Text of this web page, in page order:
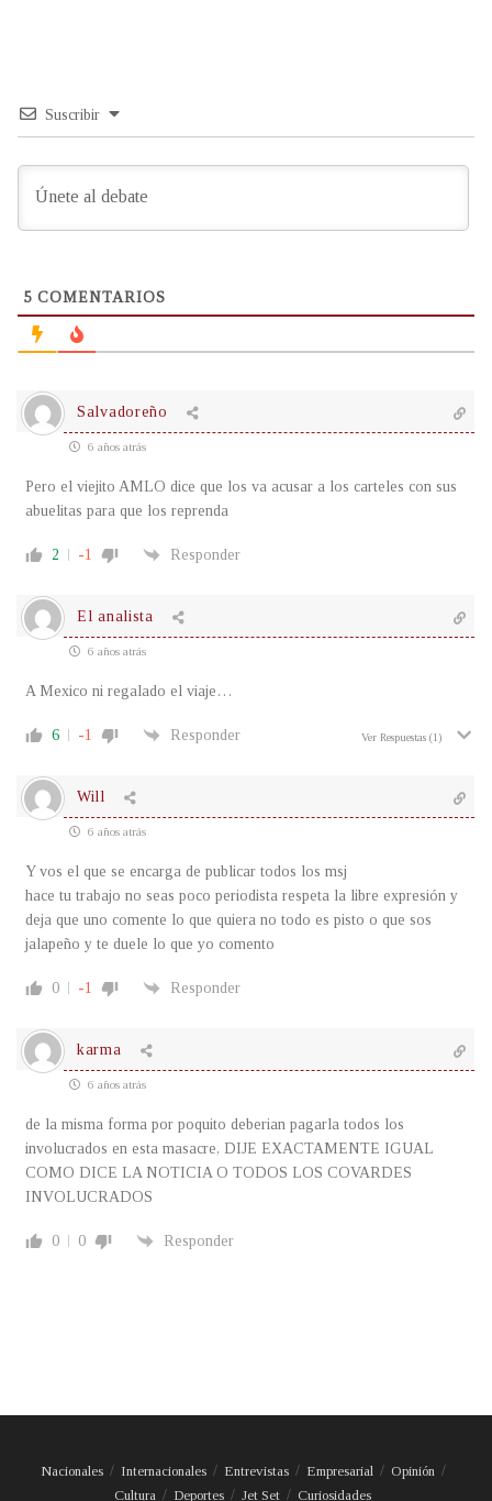
Suscribir
5 COMENTARIOS
Salvadoreño
6 años atrás
Pero el viejito AMLO dice que los va acusar a los carteles con sus
abuelitas para que los reprenda
2 -1 Responder
El analista
6 años atrás
A Mexico ni regalado el viaje…
6 -1 Responder Ver Respuestas (1)
Will
6 años atrás
Y vos el que se encarga de publicar todos los msj
hace tu trabajo no seas poco periodista respeta la libre expresión y
deja que uno comente lo que quiera no todo es pisto o que sos
jalapeño y te duele lo que yo comento
0 -1 Responder
karma
6 años atrás
de la misma forma por poquito deberian pagarla todos los
involucrados en esta masacre, DIJE EXACTAMENTE IGUAL
COMO DICE LA NOTICIA O TODOS LOS COVARDES
INVOLUCRADOS
0 0 Responder
Nacionales Internacionales Entrevistas Empresarial
Opinión
Cultura
Deportes Jet Set Curiosidades